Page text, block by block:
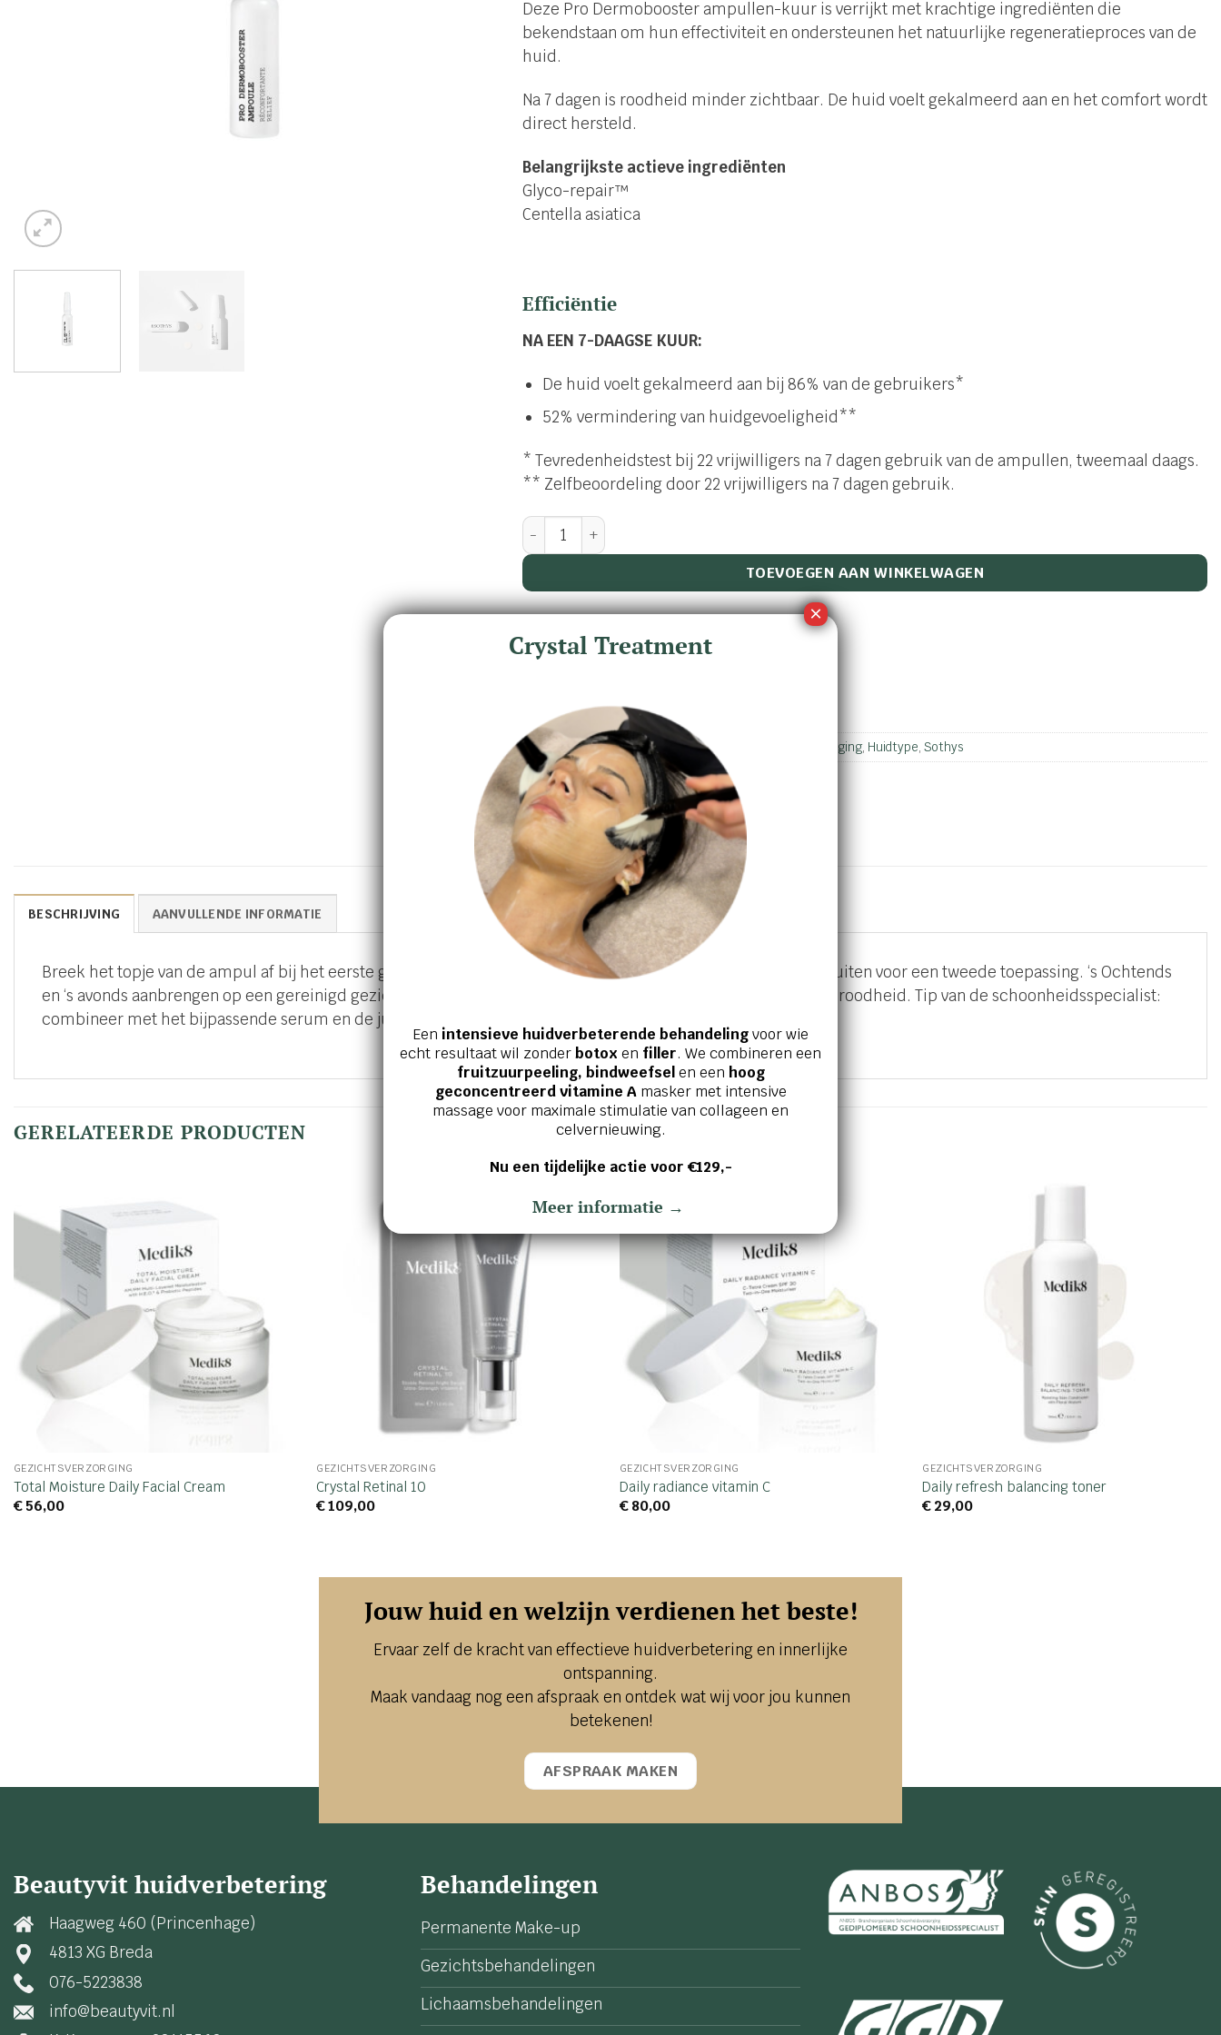
Deze Pro Dermobooster ampullen-kuur is verrijkt met krachtige ingrediënten die
bekendstaan om hun effectiviteit en ondersteunen het natuurlijke regeneratieproces van de
huid.
Na 7 dagen is roodheid minder zichtbaar. De huid voelt gekalmeerd aan en het comfort wordt
direct hersteld.
Belangrijkste actieve ingrediënten
Glyco-repair™
Centella asiatica
Efficiëntie
NA EEN 7-DAAGSE KUUR:
De huid voelt gekalmeerd aan bij 86% van de gebruikers*
52% vermindering van huidgevoeligheid**
* Tevredenheidstest bij 22 vrijwilligers na 7 dagen gebruik van de ampullen, tweemaal daags.
** Zelfbeoordeling door 22 vrijwilligers na 7 dagen gebruik.
Pro Dermobooster Relief Ampul aantal
TOEVOEGEN AAN WINKELWAGEN
Met zorg en een glimlach ingepakt
Binnen 1-2 werkdagen verzonden
Categorieën:Ampullen, Cosmeceuticals Gezichtsverzorging, Huidtype, Sothys
Merk:Sothys
BESCHRIJVING AANVULLENDE INFORMATIE
Breek het topje van de ampul af bij het eerste gebruik. Gebruik vervolgens de dop om de ampul weer af te sluiten voor een tweede toepassing. ‘s Ochtends
en ‘s avonds aanbrengen op een gereinigd gezicht en hals, vóór je serum, met extra aandacht voor zones met roodheid. Tip van de schoonheidsspecialist:
combineer met het bijpassende serum en de juiste crème.
GERELATEERDE PRODUCTEN
GEZICHTSVERZORGING
Total Moisture Daily Facial Cream
€56,00
GEZICHTSVERZORGING
Crystal Retinal 10
€109,00
GEZICHTSVERZORGING
Daily radiance vitamin C
€80,00
GEZICHTSVERZORGING
Daily refresh balancing toner
€29,00
Jouw huid en welzijn verdienen het beste!
Ervaar zelf de kracht van effectieve huidverbetering en innerlijke
ontspanning.
Maak vandaag nog een afspraak en ontdek wat wij voor jou kunnen
betekenen!
AFSPRAAK MAKEN
Beautyvit huidverbetering
Haagweg 460 (Princenhage)
4813 XG Breda
076-5223838
info@beautyvit.nl
Behandelingen
Permanente Make-up
Gezichtsbehandelingen
Lichaamsbehandelingen
Crystal Treatment
Een intensieve huidverbeterende behandelingvoor wie
echt resultaat wil zonderbotox en filler. We combineren een
fruitzuurpeeling, bindweefselen een hoog
geconcentreerd vitamine Amasker met intensive
massage voor maximale stimulatie van collageen en
celvernieuwing.
Nu een tijdelijke actie voor €129,-
Meer informatie →